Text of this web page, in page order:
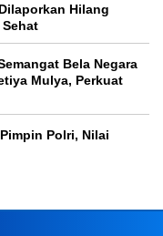
Hilang
Bela Negara
Mulya, Perkuat
Polri, Nilai